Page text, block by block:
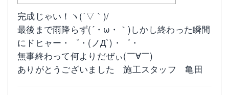
完成じゃい！ヽ(´▽｀)/
最後まで雨降らず(´・ω・｀)しかし終わった瞬間
にドヒャー・゜・(ノД`)・゜・
無事終わって何よりだぜぃ(￣∀￣)
ありがとうございました 施工スタッフ 亀田